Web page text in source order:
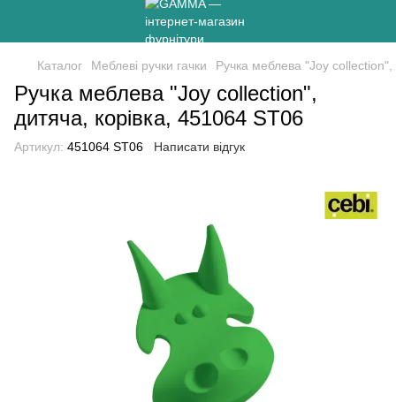
Каталог Меблеві ручки гачки Ручка меблева "Joy collection",
Ручка меблева "Joy collection",
дитяча, корівка, 451064 ST06
Артикул: 451064 ST06 Написати відгук